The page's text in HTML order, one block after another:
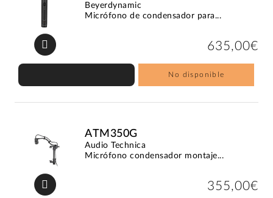
Beyerdynamic
Micrófono de condensador para...
635,00€
No disponible
ATM350G
Audio Technica
Micrófono condensador montaje...
355,00€